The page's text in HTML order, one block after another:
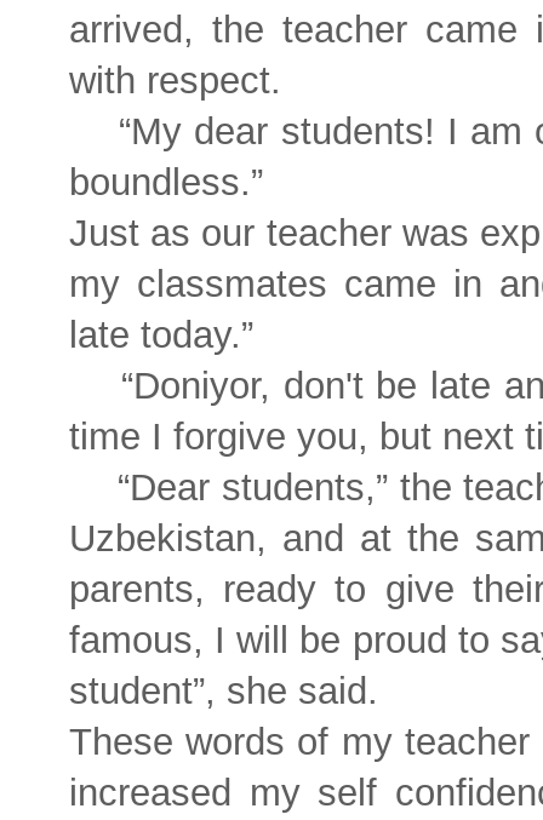
arrived, the teacher
with respect.
“My dear students! I
boundless.”
Just as our teacher was
my classmates came in
late today.”
“Doniyor, don't be late
time I forgive you, but next
“Dear students,” the
Uzbekistan, and at the
parents, ready to give
famous, I will be proud to
student”, she said.
These words of my
increased my self